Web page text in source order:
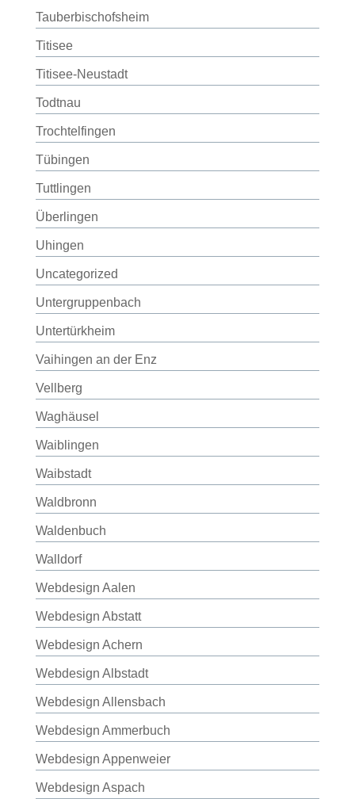
Tauberbischofsheim
Titisee
Titisee-Neustadt
Todtnau
Trochtelfingen
Tübingen
Tuttlingen
Überlingen
Uhingen
Uncategorized
Untergruppenbach
Untertürkheim
Vaihingen an der Enz
Vellberg
Waghäusel
Waiblingen
Waibstadt
Waldbronn
Waldenbuch
Walldorf
Webdesign Aalen
Webdesign Abstatt
Webdesign Achern
Webdesign Albstadt
Webdesign Allensbach
Webdesign Ammerbuch
Webdesign Appenweier
Webdesign Aspach